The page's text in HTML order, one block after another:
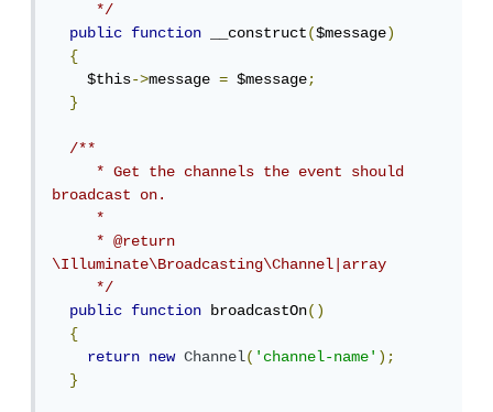
     */
public
function __construct($message)
{
    $this
->message = $message;
}
/**
     * Get the channels the event should
broadcast on.
     *
     * @return
\Illuminate\Broadcasting\Channel|array
     */
public
function broadcastOn()
{
return
new Channel('channel-name');
}